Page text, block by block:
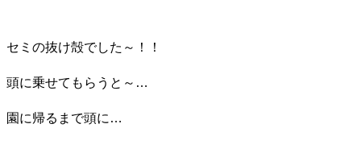
セミの抜け殻でした～！！
頭に乗せてもらうと～…
園に帰るまで頭に…